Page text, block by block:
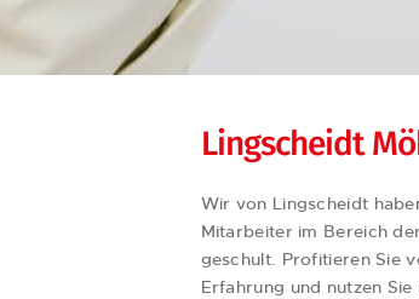
Lingscheidt
Wir von Lingscheidt
Mitarbeiter im Bereich
geschult. Profitieren Sie
Erfahrung und nutzen